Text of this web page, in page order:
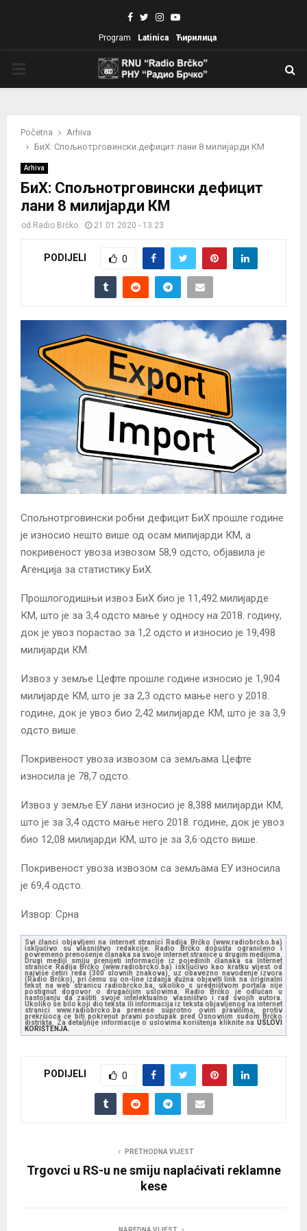
Facebook
TwitterInstagram
Youtube
Program Latinica Ћирилица
Početna
Arhiva
БиХ: Спољнотрговински дефицит лани 8 милијарди КМ
Arhiva
БиХ: Спољнотрговински дефицит
лани 8 милијарди КМ
od Radio Brčko 21.01.2020 - 13:23
PODIJELI 0
Спољнотрговински робни дефицит БиХ прошле године
је износио нешто више од осам милијарди КМ, а
покривеност увоза извозом 58,9 одсто, објавила је
Агенција за статистику БиХ.
Прошлогодишњи извоз БиХ био је 11,492 милијарде
КМ, што је за 3,4 одсто мање у односу на 2018. годину,
док је увоз порастао за 1,2 одсто и износио је 19,498
милијарди КМ.
Извоз у земље Цефте прошле године износио је 1,904
милијарде КМ, што је за 2,3 одсто мање него у 2018.
године, док је увоз био 2,42 милијарде КМ, што је за 3,9
одсто више.
Покривеност увоза извозом са земљама Цефте
износила је 78,7 одсто.
Извоз у земље ЕУ лани износио је 8,388 милијарди КМ,
што је за 3,4 одсто мање него 2018. године, док је увоз
био 12,08 милијарди КМ, што је за 3,6 одсто више.
Покривеност увоза извозом са земљама ЕУ износила
је 69,4 одсто.
Извор: Срна
Svi članci objavljeni na internet stranici Radija Brčko (www.radiobrcko.ba)
isključivo su vlasništvo redakcije. Radio Brčko dopušta ograničeno i
povremeno prenošenje članaka sa svoje internet stranice u drugim medijima.
Drugi mediji smiju prenijeti informacije iz pojedinih članaka sa Internet
stranice Radija Brčko (www.radiobrcko.ba) isključivo kao kratku vijest od
najviše četiri reda (300 slovnih znakova), uz obavezno navođenje izvora
(Radio Brčko), pri čemu su on-line izdanja dužna objaviti link na originalni
tekst na web stranicu radiobrcko.ba, ukoliko s uredništvom portala nije
postignut dogovor o drugačijim uslovima. Radio Brčko je odlučan u
nastojanju da zaštiti svoje intelektualno vlasništvo i rad svojih autora.
Ukoliko se bilo koji dio teksta ili informacija iz teksta objavljenog na internet
stranici www.radiobrcko.ba prenese suprotno ovim pravilima, protiv
prekršioca će biti pokrenut pravni postupak pred Osnovnim sudom Brčko
distrikta. Za detaljnije informacije o uslovima korištenja kliknite na USLOVI
KORIŠTENJA.
PODIJELI 0
PRETHODNA VIJEST
Trgovci u RS-u ne smiju naplaćivati reklamne
kese